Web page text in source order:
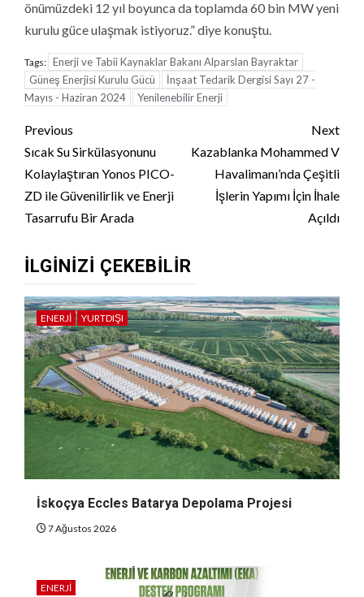
önümüzdeki 12 yıl boyunca da toplamda 60 bin MW yeni
kurulu güce ulaşmak istiyoruz.” diye konuştu.
Tags: Enerji ve Tabii Kaynaklar Bakanı Alparslan Bayraktar
Güneş Enerjisi Kurulu Gücü
İnşaat Tedarik Dergisi Sayı 27 -
Mayıs - Haziran 2024
Yenilenebilir Enerji
Continue
Reading
Previous
Sıcak Su Sirkülasyonunu
Kolaylaştıran Yonos PICO-
ZD ile Güvenilirlik ve Enerji
Tasarrufu Bir Arada
Next
Kazablanka Mohammed V
Havalimanı’nda Çeşitli
İşlerin Yapımı İçin İhale
Açıldı
İLGINIZI ÇEKEBILIR
ENERJI YURTDIŞI
İskoçya Eccles Batarya Depolama Projesi
7 Ağustos 2026
ENERJI